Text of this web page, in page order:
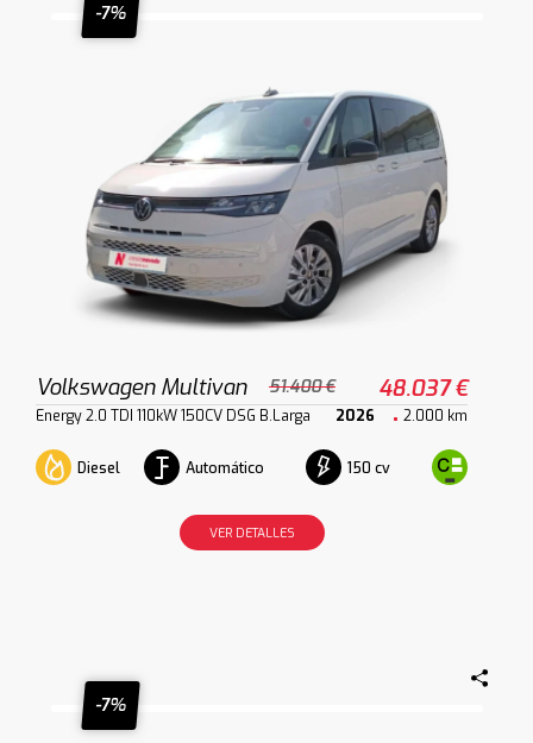
-7%
Volkswagen Multivan 51.400 € 48.037 €
Energy 2.0 TDI 110kW 150CV DSG B.Larga 2026 2.000 km
Diesel Automático 150 cv
VER DETALLES
-7%